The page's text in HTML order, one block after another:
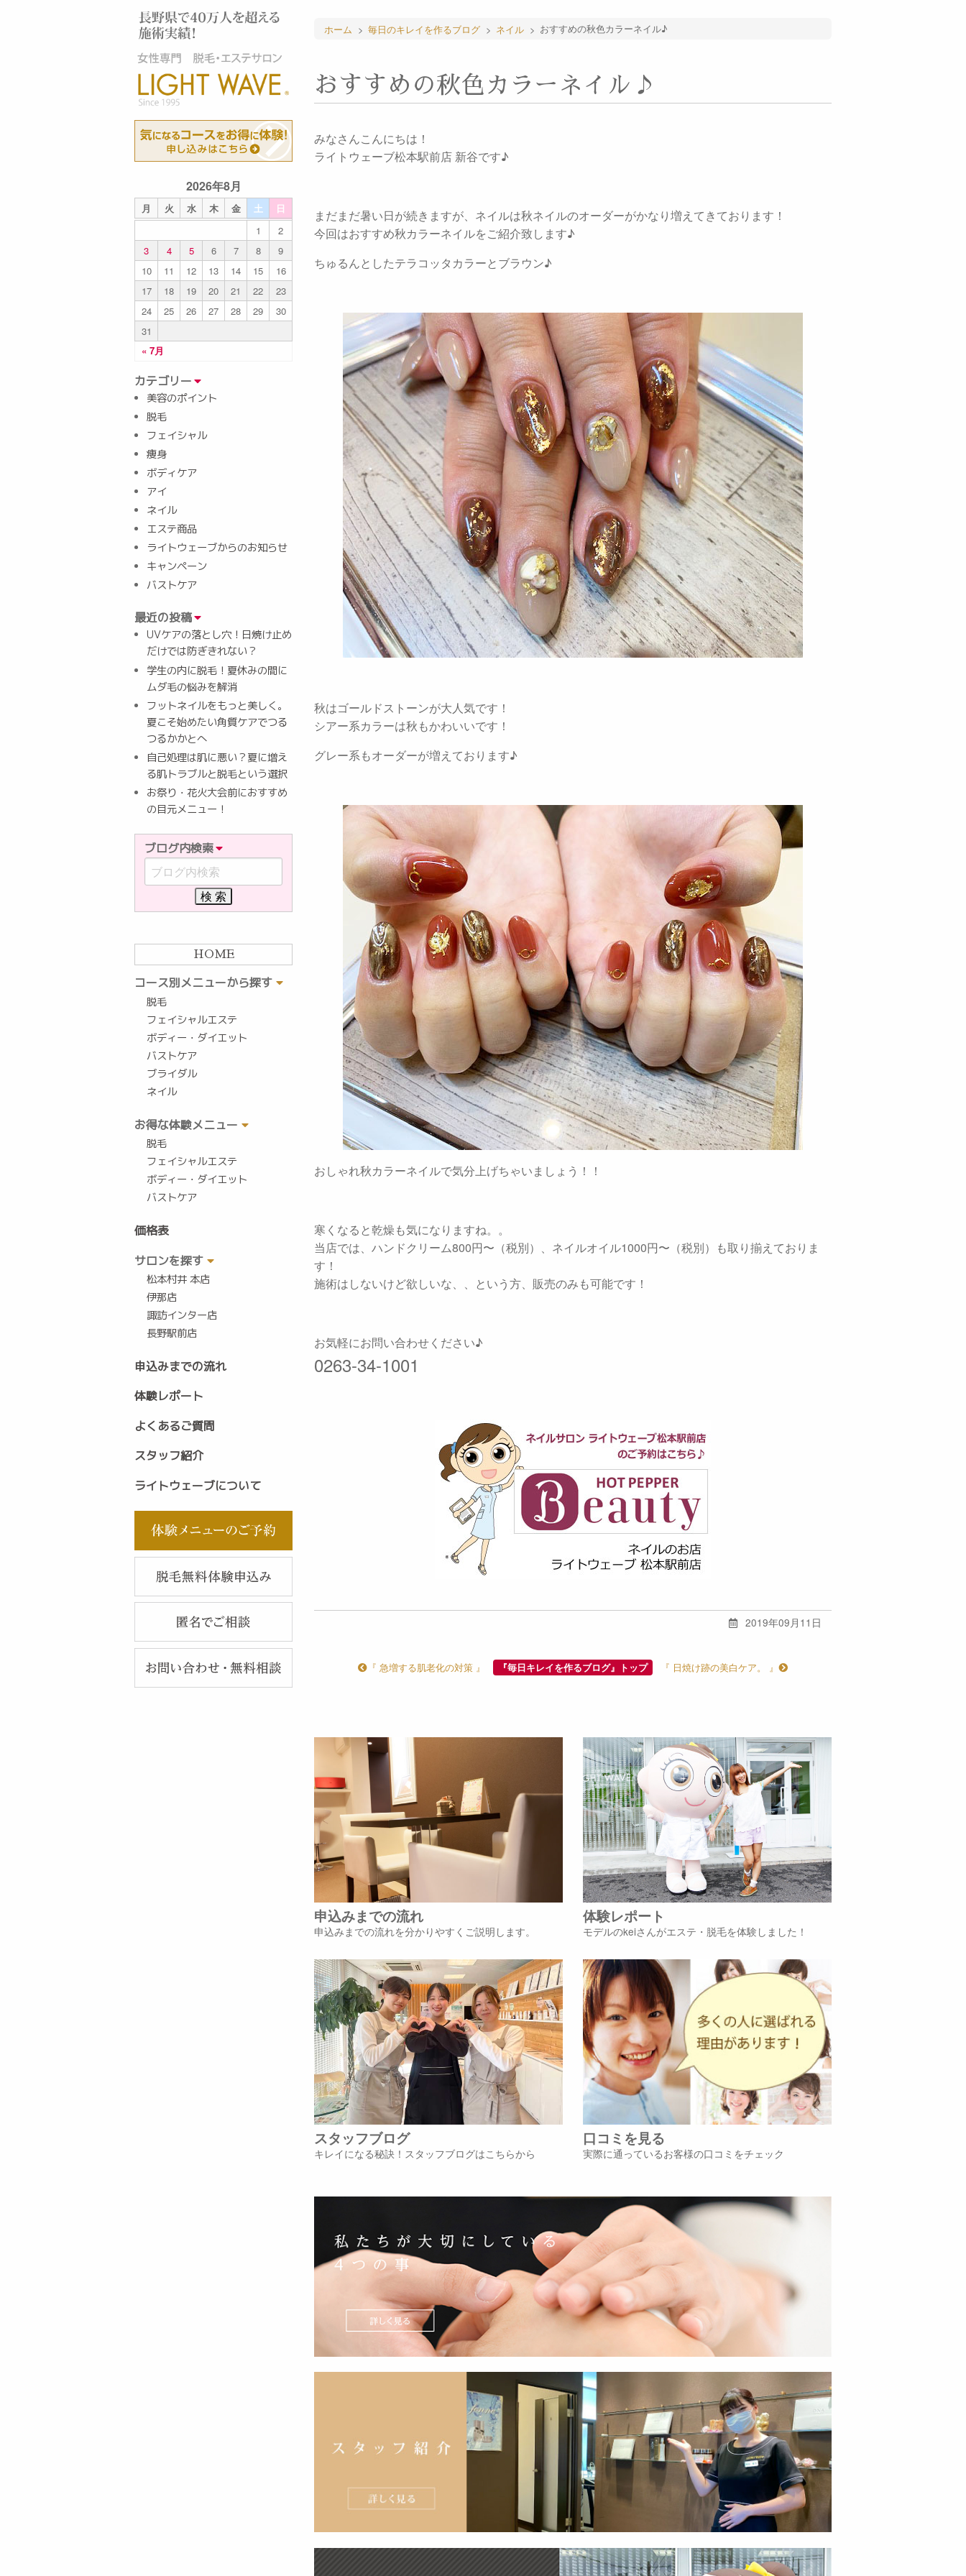
2026年8月
月 火 水 木 金 土 日
« 7月
1
2
3
4 5 6 7 8
9
10
11 12 13 14 15
16
17
18 19 20 21 22
23
24
25 26 27 28 29
30
31
カテゴリー
美容のポイント
脱毛
フェイシャル
痩身
ボディケア
アイ
ネイル
エステ商品
ライトウェーブからのお知らせ
キャンペーン
バストケア
最近の投稿
UVケアの落とし穴！日焼け止め
だけでは防ぎきれない？
学生の内に脱毛！夏休みの間に
ムダ毛の悩みを解消
フットネイルをもっと美しく。
夏こそ始めたい角質ケアでつる
つるかかとへ
自己処理は肌に悪い？夏に増え
る肌トラブルと脱毛という選択
お祭り・花火大会前におすすめ
の目元メニュー！
ブログ内検索
HOME
コース別メニューから探す
脱毛
フェイシャルエステ
ボディー・ダイエット
バストケア
ブライダル
ネイル
お得な体験メニュー
脱毛
フェイシャルエステ
ボディー・ダイエット
バストケア
価格表
サロンを探す
松本村井 本店
伊那店
諏訪インター店
長野駅前店
申込みまでの流れ
体験レポート
よくあるご質問
スタッフ紹介
ライトウェーブについて
ホーム > 毎日のキレイを作るブログ > ネイル > おすすめの秋色カラーネイル♪
おすすめの秋色カラーネイル♪
みなさんこんにちは！
ライトウェーブ松本駅前店 新谷です♪
まだまだ暑い日が続きますが、ネイルは秋ネイルのオーダーがかなり増えてきております！
今回はおすすめ秋カラーネイルをご紹介致します♪
ちゅるんとしたテラコッタカラーとブラウン♪
秋はゴールドストーンが大人気です！
シアー系カラーは秋もかわいいです！
グレー系もオーダーが増えております♪
おしゃれ秋カラーネイルで気分上げちゃいましょう！！
寒くなると乾燥も気になりますね。。
当店では、ハンドクリーム800円〜（税別）、ネイルオイル1000円〜（税別）も取り揃えておりま
す！
施術はしないけど欲しいな、、という方、販売のみも可能です！
お気軽にお問い合わせください♪
0263-34-1001
2019年09月11日
『 急増する肌老化の対策 』 『毎日キレイを作るブログ』トップ 『 日焼け跡の美白ケア。 』
申込みまでの流れ
申込みまでの流れを分かりやすくご説明します。
体験レポート
モデルのkeiさんがエステ・脱毛を体験しました！
スタッフブログ
キレイになる秘訣！スタッフブログはこちらから
口コミを見る
実際に通っているお客様の口コミをチェック